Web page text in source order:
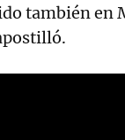
también en